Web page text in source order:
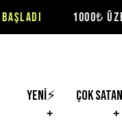
ÜZERİ SİPARİŞLER
Yeni⚡ Çok